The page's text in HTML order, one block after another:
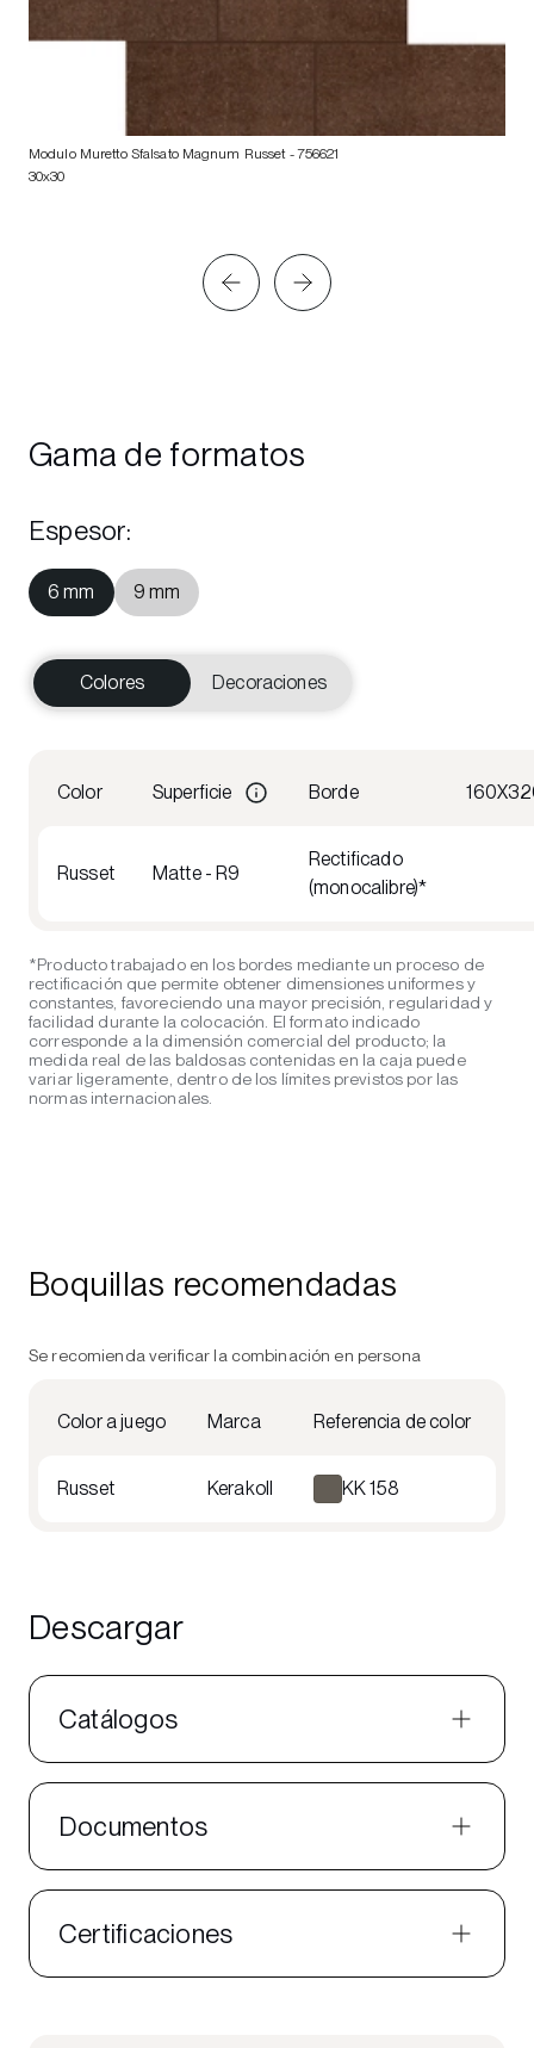
Modulo Muretto Sfalsato Magnum Russet- 756621
30x30
Gama de formatos
Espesor:
6 mm 9 mm
Colores Decoraciones
Color Superficie Borde
Russet Matte - R9
Rectificado
(monocalibre)*
*Producto trabajado en los bordes mediante un proceso de
rectificación que permite obtener dimensiones uniformes y
constantes, favoreciendo una mayor precisión, regularidad y
facilidad durante la colocación. El formato indicado
corresponde a la dimensión comercial del producto; la
medida real de las baldosas contenidas en la caja puede
variar ligeramente, dentro de los límites previstos por las
normas internacionales.
Boquillas recomendadas
Se recomienda verificar la combinación en persona
Color a juego Marca Referencia de color
Russet Kerakoll KK 158
Descargar
Catálogos
Documentos
Certificaciones